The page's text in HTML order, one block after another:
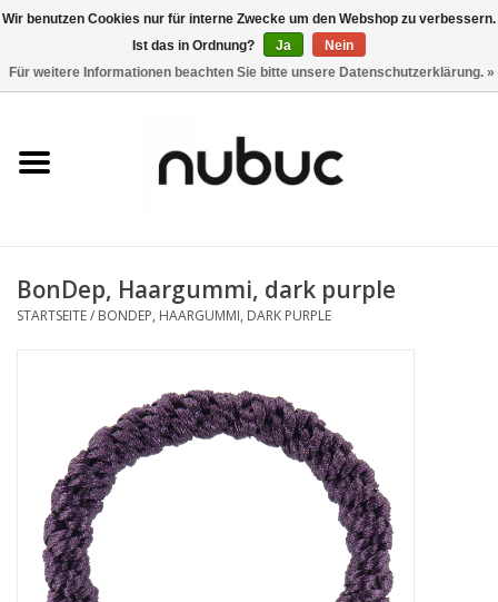
0 Artikel - CHF 0,00
Damen
Accessoires
Marken
BonDep, Haargummi, dark purple
STARTSEITE/ BONDEP, HAARGUMMI, DARK PURPLE
Wir benutzen Cookies nur für interne Zwecke um den Webshop zu verbessern.
Ist das in Ordnung?
Ja
Nein
Für weitere Informationen beachten Sie bitte unsere Datenschutzerklärung. »